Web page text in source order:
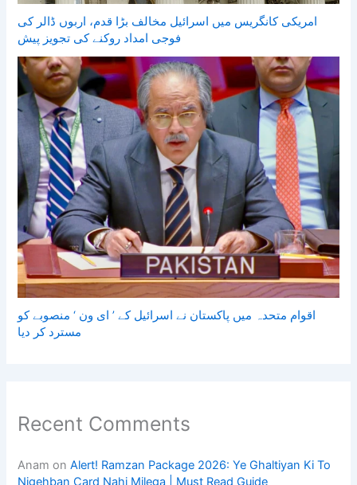
امریکی کانگریس میں اسرائیل مخالف بڑا قدم، اربوں ڈالر کی
فوجی امداد روکنے کی تجویز پیش
اقوام متحدہ میں پاکستان نے اسرائیل کے ’ ای ون ‘ منصوبے کو
مسترد کر دیا
Recent Comments
Anam onAlert! Ramzan Package 2026: Ye Ghaltiyan Ki To
Nigehban Card Nahi Milega | Must Read Guide